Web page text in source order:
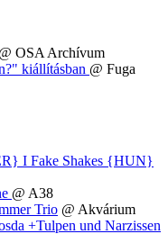
@ OSA Archívum
kiállításban @ Fuga
I Fake Shakes {HUN}
@ A38
Trio @ Akvárium
+Tulpen und Narzissen